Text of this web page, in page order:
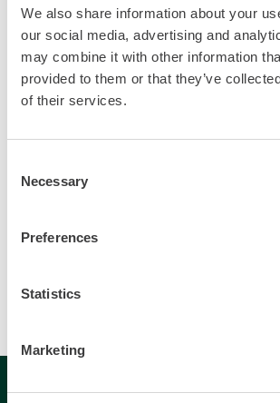
We also share information about your
our social media, advertising and
may combine it with other information
provided to them or that they’ve
of their services.
Selection
Necessary
Preferences
Statistics
Marketing
Is toegang gratis?
Entree volwassene
Website/ social media link*